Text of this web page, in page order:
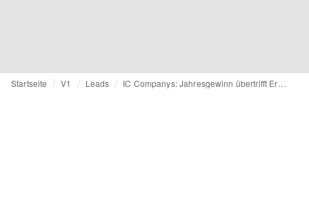
Startseite V1 Leads